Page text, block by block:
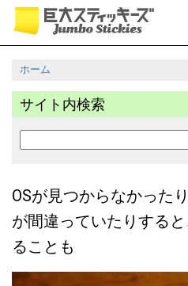
テ パ
ン
く
ず
ホーム
サイト内検索
索
OSが見つからなかった
が間違っていたりする
ることも